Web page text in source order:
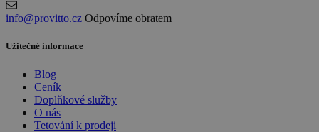
info@provitto.cz Odpovíme obratem
Užitečné informace
Blog
Ceník
Doplňkové služby
O nás
Tetování k prodeji